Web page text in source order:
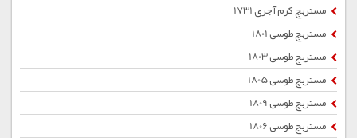
مستربچ کرم آجری 1731
مستربچ طوسی 1801
مستربچ طوسی 1803
مستربچ طوسی 1805
مستربچ طوسی 1809
مستربچ طوسی 1806